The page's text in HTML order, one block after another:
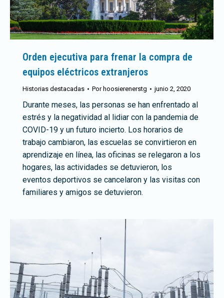
Orden ejecutiva para frenar la compra de
equipos eléctricos extranjeros
Historias destacadas Por hoosierenerstg junio 2, 2020
Durante meses, las personas se han enfrentado al
estrés y la negatividad al lidiar con la pandemia de
COVID-19 y un futuro incierto. Los horarios de
trabajo cambiaron, las escuelas se convirtieron en
aprendizaje en línea, las oficinas se relegaron a los
hogares, las actividades se detuvieron, los
eventos deportivos se cancelaron y las visitas con
familiares y amigos se detuvieron.